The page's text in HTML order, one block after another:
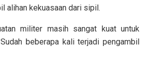
alihan kekuasaan dari sipil.
militer masih sangat kuat untuk
beberapa kali terjadi pengambil